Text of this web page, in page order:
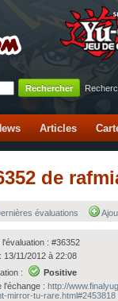
Articles
de
évaluations
l'évaluation : #36352
13/11/2012 à 22:08
:
Positive
l'échange :http://
mirror-tu-rare.html#2453818